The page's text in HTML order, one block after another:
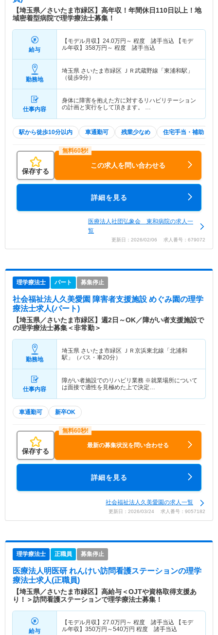
【埼玉県／さいたま市緑区】高年収！年間休日110日以上！地
域密着型病院で理学療法士募集！
給与
【モデル月収】 24.0万円～ 程度 諸手当込 【モデ
ル年収】 358万円～ 程度 諸手当込
勤務地
埼玉県 さいたま市緑区 ＪＲ武蔵野線「東浦和駅」
（徒歩9分）
仕事内容
身体に障害を抱えた方に対するリハビリテーション
の計画と実行をして頂きます。 …
駅から徒歩10分以内 車通勤可 残業少なめ 住宅手当・補助
保存する
この求人を問い合わせる
詳細を見る
医療法人社団弘象会 東和病院の求人一
覧
更新日：2026/02/06 求人番号：679072
理学療法士 パート 募集停止
社会福祉法人久美愛園 障害者支援施設 めぐみ園の理学
療法士求人(パート)
【埼玉県／さいたま市緑区】週2日～OK／障がい者支援施設で
の理学療法士募集＜非常勤＞
勤務地
埼玉県 さいたま市緑区 ＪＲ京浜東北線「北浦和
駅」（バス・車20分）
仕事内容
障がい者施設でのリハビリ業務 ※就業場所について
は面接で適性を見極めた上で決定…
車通勤可 新卒OK
保存する
最新の募集状況を問い合わせる
詳細を見る
社会福祉法人久美愛園の求人一覧
更新日：2026/03/24 求人番号：9057182
理学療法士 正職員 募集停止
医療法人明医研 れんけい訪問看護ステーションの理学
療法士求人(正職員)
【埼玉県／さいたま市緑区】高給与＜OJTや資格取得支援あ
り！＞訪問看護ステーションで理学療法士募集！
給与
【モデル月収】 27.0万円～ 程度 諸手当込 【モデ
ル年収】 350万円～540万円 程度 諸手当込